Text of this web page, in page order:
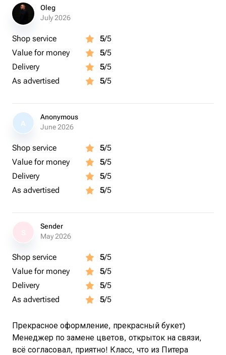
Oleg
July 2026
Shop service 5/5
Value for money
5/5
Delivery
5/5
As advertised
5/5
A
Anonymous
June 2026
Shop service 5/5
Value for money
5/5
Delivery
5/5
As advertised
5/5
Sender
May 2026
Shop service 5/5
Value for money
5/5
Delivery
5/5
As advertised
5/5
Прекрасное оформление, прекрасный букет)
Менеджер по замене цветов, открыток на связи,
всё согласовал, приятно! Класс, что из Питера